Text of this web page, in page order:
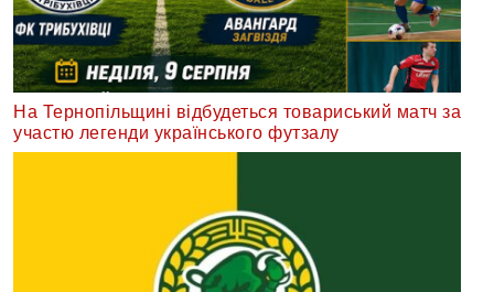
На Тернопільщині відбудеться товариський матч за
участю легенди українського футзалу